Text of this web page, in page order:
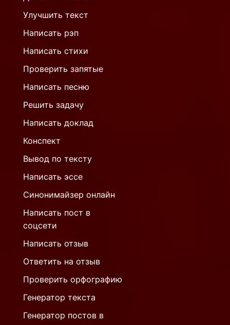
Улучшить текст
Написать рэп
Написать стихи
Проверить запятые
Написать песню
Решить задачу
Написать доклад
Конспект
Вывод по тексту
Написать эссе
Синонимайзер онлайн
Написать пост в
соцсети
Написать отзыв
Ответить на отзыв
Проверить орфографию
Генератор текста
Генератор постов в